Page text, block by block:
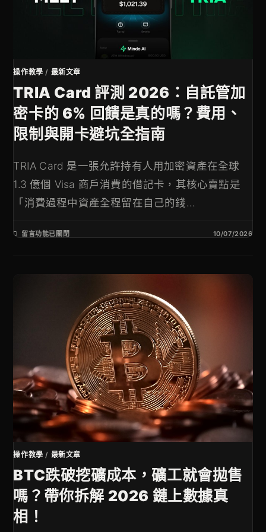
操作教學 / 最新文章
TRIA Card 評測 2026：自託管加
密卡的 6% 回饋是真的嗎？費用、
限制與開卡避坑全指南
TRIA Card 是一張允許持有人用加密資產在全球
1.3 億個 Visa 商戶消費的借記卡，其核心賣點是
「消費過程中資產全程留在自己的錢...
留言功能已關閉 10/07/2026
操作教學 / 最新文章
BTC跌破挖礦成本，礦工就會拋售
嗎？帶你拆解 2026 鏈上數據真
相！